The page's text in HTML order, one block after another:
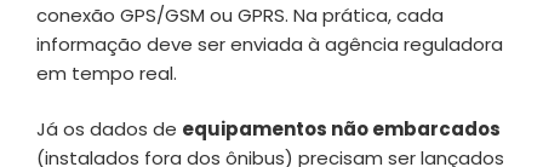
conexão GPS/GSM ou GPRS. Na prática, cada
informação deve ser enviada à agência reguladora
em tempo real.
Já os dados de equipamentos não embarcados
(instalados fora dos ônibus) precisam ser lançados